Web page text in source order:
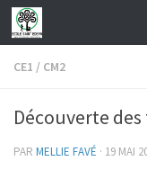
Skip to content
CE1 / CM2
Découverte
PAR MELLIE FAVÉ · 19 MAI